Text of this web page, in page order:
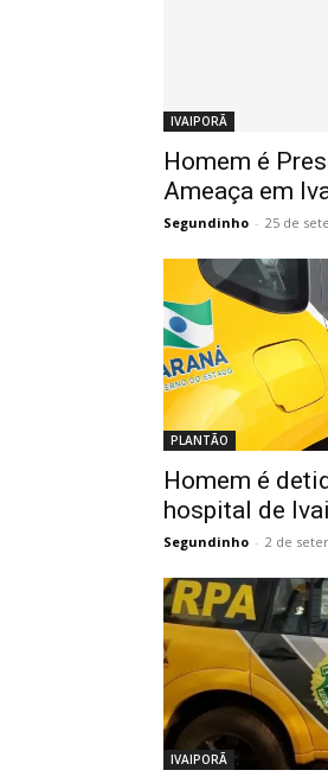
IVAIPORÃ
Homem é
Ameaça em
Segundinho - 25 de
PLANTÃO
Homem é
hospital de
Segundinho - 2 de
IVAIPORÃ